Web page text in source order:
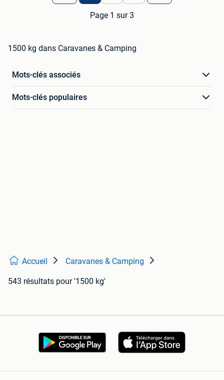
Page 1 sur 3
1500 kg dans Caravanes & Camping
Mots-clés associés
Mots-clés populaires
Accueil Caravanes & Camping
543 résultats pour '1500 kg'